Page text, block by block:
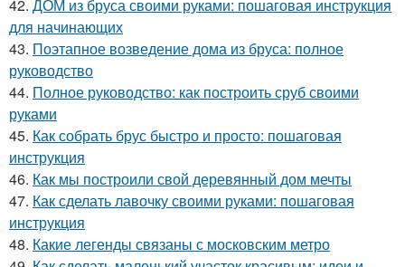
42. ДОМ из бруса своими руками: пошаговая инструкция
для начинающих
43. Поэтапное возведение дома из бруса: полное
руководство
44. Полное руководство: как построить сруб своими
руками
45. Как собрать брус быстро и просто: пошаговая
инструкция
46. Как мы построили свой деревянный дом мечты
47. Как сделать лавочку своими руками: пошаговая
инструкция
48. Какие легенды связаны с московским метро